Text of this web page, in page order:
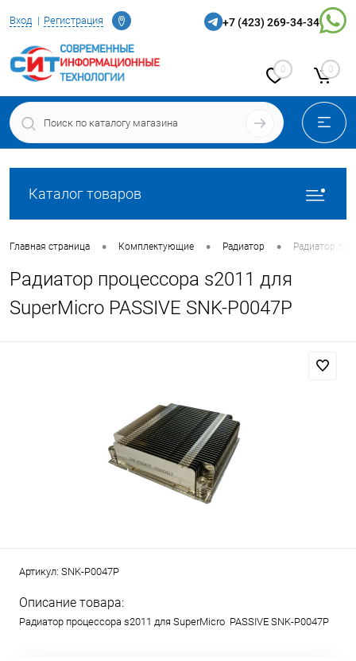
Вход Регистрация
Определение +7 (423) 269-34-34
0 0
Каталог товаров
Главная страница • Комплектующие • Радиатор • Радиатор
Радиатор процессора s2011 для
SuperMicro PASSIVE SNK-P0047P
Артикул: SNK-P0047P
Описание товара:
Радиатор процессора s2011 для SuperMicro PASSIVE SNK-P0047P